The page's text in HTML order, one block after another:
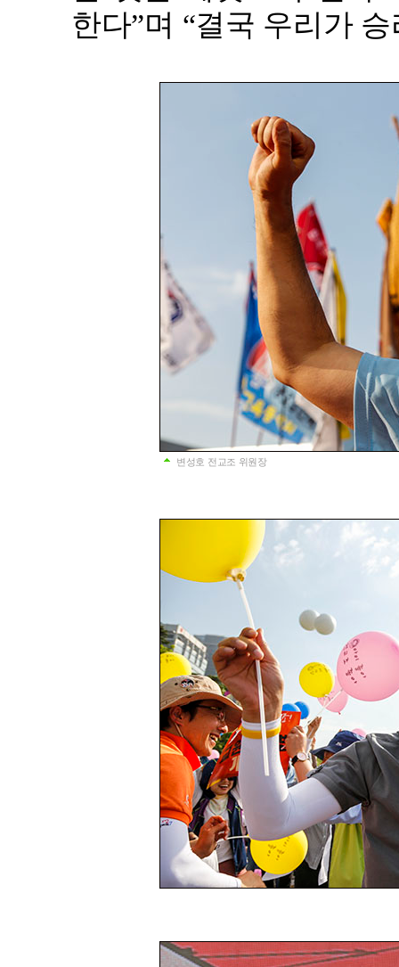
한다”며 “결국 우리가
변성호 전교조 위원장